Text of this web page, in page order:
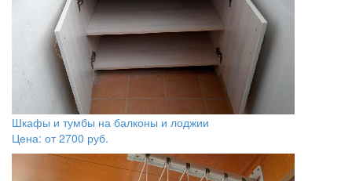
Шкафы и тумбы на балконы и лоджии
Цена: от2700 руб.